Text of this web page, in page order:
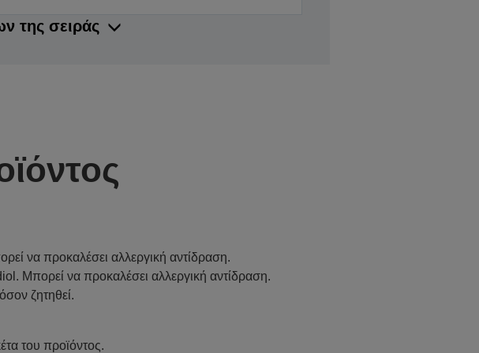
της σειράς
να προκαλέσει αλλεργική αντίδραση.
Μπορεί να προκαλέσει αλλεργική αντίδραση.
ζητηθεί.
του προϊόντος.